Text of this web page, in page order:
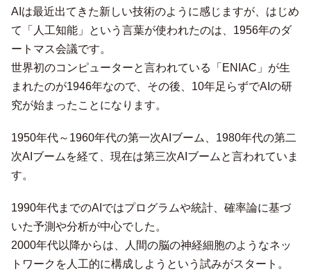
AIは最近出てきた新しい技術のように感じますが、はじめ
て「人工知能」という言葉が使われたのは、1956年のダ
ートマス会議です。
世界初のコンピューターと言われている「ENIAC」が生
まれたのが1946年なので、その後、10年足らずでAIの研
究が始まったことになります。
1950年代～1960年代の第一次AIブーム、1980年代の第二
次AIブームを経て、現在は第三次AIブームと言われていま
す。
1990年代までのAIではプログラムや統計、確率論に基づ
いた予測や分析が中心でした。
2000年代以降からは、人間の脳の神経細胞のようなネッ
トワークを人工的に構成しようという試みがスタート。